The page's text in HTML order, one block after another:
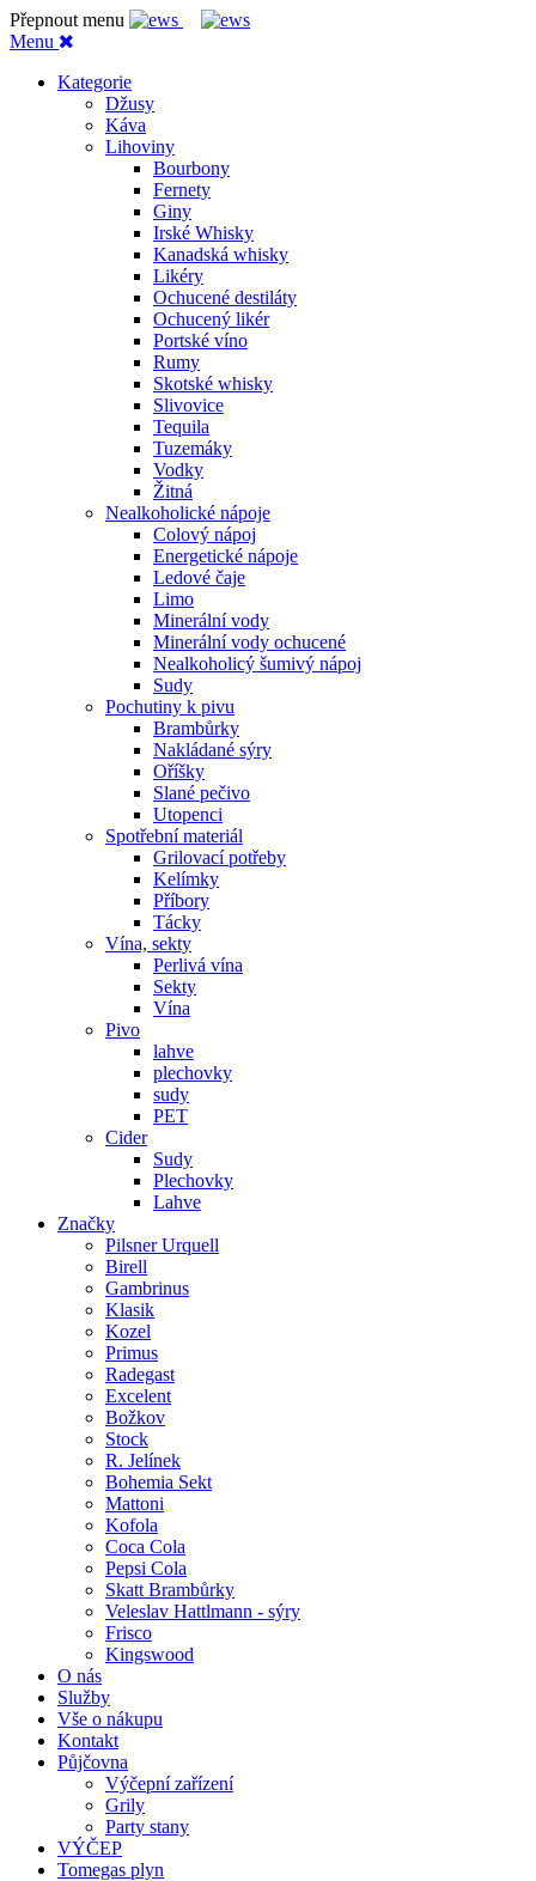
Přepnout menu
Menu
Kategorie
Džusy
Káva
Lihoviny
Bourbony
Fernety
Giny
Irské Whisky
Kanadská whisky
Likéry
Ochucené destiláty
Ochucený likér
Portské víno
Rumy
Skotské whisky
Slivovice
Tequila
Tuzemáky
Vodky
Žitná
Nealkoholické nápoje
Colový nápoj
Energetické nápoje
Ledové čaje
Limo
Minerální vody
Minerální vody ochucené
Nealkoholicý šumivý nápoj
Sudy
Pochutiny k pivu
Brambůrky
Nakládané sýry
Oříšky
Slané pečivo
Utopenci
Spotřební materiál
Grilovací potřeby
Kelímky
Příbory
Tácky
Vína, sekty
Perlivá vína
Sekty
Vína
Pivo
lahve
plechovky
sudy
PET
Cider
Sudy
Plechovky
Lahve
Značky
Pilsner Urquell
Birell
Gambrinus
Klasik
Kozel
Primus
Radegast
Excelent
Božkov
Stock
R. Jelínek
Bohemia Sekt
Mattoni
Kofola
Coca Cola
Pepsi Cola
Skatt Brambůrky
Veleslav Hattlmann - sýry
Frisco
Kingswood
O nás
Služby
Vše o nákupu
Kontakt
Půjčovna
Výčepní zařízení
Grily
Party stany
VÝČEP
Tomegas plyn